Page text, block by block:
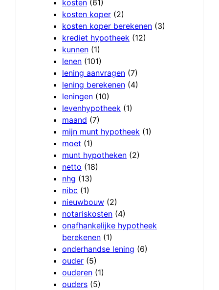
kosten (61)
kosten koper (2)
kosten koper berekenen (3)
krediet hypotheek (12)
kunnen (1)
lenen (101)
lening aanvragen (7)
lening berekenen (4)
leningen (10)
levenhypotheek (1)
maand (7)
mijn munt hypotheek (1)
moet (1)
munt hypotheken (2)
netto (18)
nhg (13)
nibc (1)
nieuwbouw (2)
notariskosten (4)
onafhankelijke hypotheek
berekenen (1)
onderhandse lening (6)
ouder (5)
ouderen (1)
ouders (5)